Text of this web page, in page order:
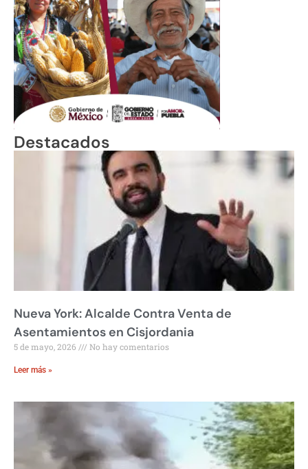
Destacados
Nueva York: Alcalde Contra Venta de
Asentamientos en Cisjordania
5 de mayo, 2026 No hay comentarios
Leer más »